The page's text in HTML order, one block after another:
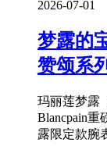
2026-07-01
梦露的
赞颂系
玛丽莲梦露
Blancpain重
露限定款腕